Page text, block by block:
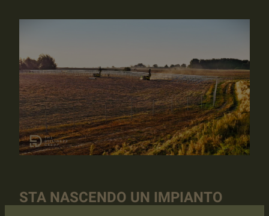
STA NASCENDO UN IMPIANTO